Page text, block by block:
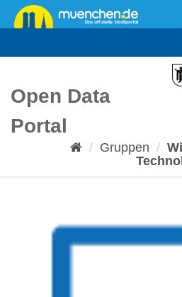
Überspringen
zum
Open Data
Portal
Gruppen